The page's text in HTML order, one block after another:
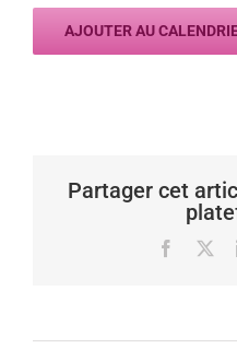
AJOUTER AU
Partager cet